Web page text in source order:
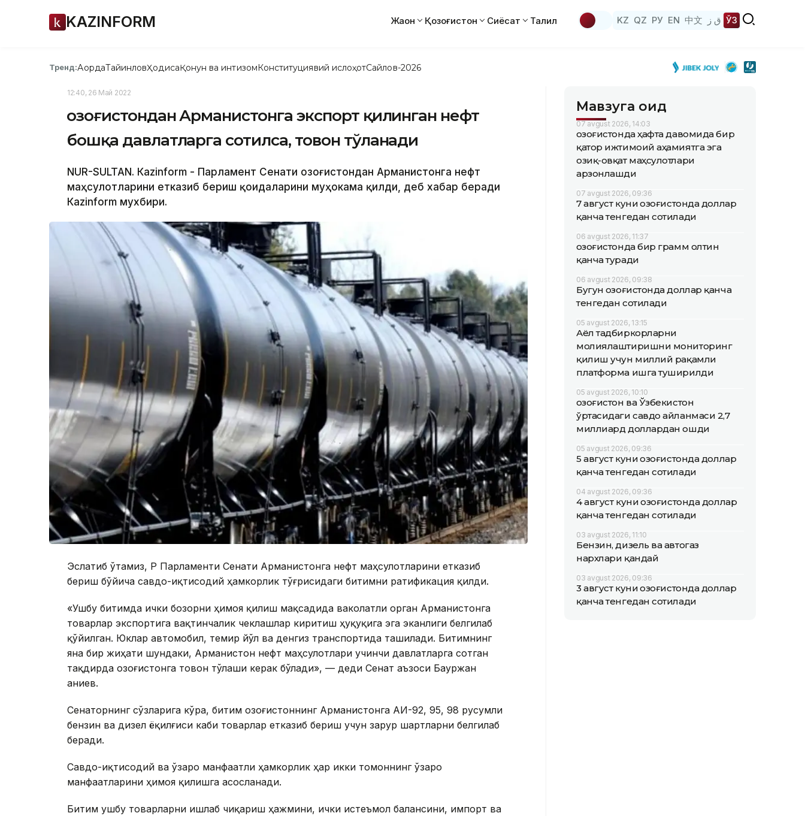
KAZINFORM Жаҳон Қозоғистон Сиёсат Таҳлил KZ QZ РУ EN 中文 ق ز ЎЗ
Тренд:АқордаТайинловҲодисаҚонун ва интизомКонституциявий ислоҳотСайлов-2026
12:40, 26 Май 2022
Қозоғистондан Арманистонга экспорт қилинган нефт
бошқа давлатларга сотилса, товон тўланади
NUR-SULTAN. Кazinform - Парламент Сенати Қозоғистондан Арманистонга нефт
маҳсулотларини етказиб бериш қоидаларини муҳокама қилди, деб хабар беради
Кazinform мухбири.
Эслатиб ўтамиз, ҚР Парламенти Сенати Арманистонга нефт маҳсулотларини етказиб
бериш бўйича савдо-иқтисодий ҳамкорлик тўғрисидаги битимни ратификация қилди.
«Ушбу битимда ички бозорни ҳимоя қилиш мақсадида ваколатли орган Арманистонга
товарлар экспортига вақтинчалик чеклашлар киритиш ҳуқуқига эга эканлиги белгилаб
қўйилган. Юклар автомобил, темир йўл ва денгиз транспортида ташилади. Битимнинг
яна бир жиҳати шундаки, Арманистон нефт маҳсулотлари учинчи давлатларга сотган
тақдирда Қозоғистонга товон тўлаши керак бўлади», — деди Сенат аъзоси Бауржан
Қаниев.
Сенаторнинг сўзларига кўра, битим Қозоғистоннинг Арманистонга АИ-92, 95, 98 русумли
бензин ва дизел ёқилғиси каби товарлар етказиб бериш учун зарур шартларни белгилаб
беради.
Савдо-иқтисодий ва ўзаро манфаатли ҳамкорлик ҳар икки томоннинг ўзаро
манфаатларини ҳимоя қилишга асосланади.
Битим ушбу товарларни ишлаб чиқариш ҳажмини, ички истеъмол балансини, импорт ва
Мавзуга оид
07 avgust 2026, 14:03
Қозоғистонда ҳафта давомида бир
қатор ижтимоий аҳамиятга эга
озиқ-овқат маҳсулотлари
арзонлашди
07 avgust 2026, 09:36
7 август куни Қозоғистонда доллар
қанча тенгедан сотилади
06 avgust 2026, 11:37
Қозоғистонда бир грамм олтин
қанча туради
06 avgust 2026, 09:38
Бугун Қозоғистонда доллар қанча
тенгедан сотилади
05 avgust 2026, 13:15
Аёл тадбиркорларни
молиялаштиришни мониторинг
қилиш учун миллий рақамли
платформа ишга туширилди
05 avgust 2026, 10:10
Қозоғистон ва Ўзбекистон
ўртасидаги савдо айланмаси 2,7
миллиард доллардан ошди
05 avgust 2026, 09:36
5 август куни Қозоғистонда доллар
қанча тенгедан сотилади
04 avgust 2026, 09:36
4 август куни Қозоғистонда доллар
қанча тенгедан сотилади
03 avgust 2026, 11:10
Бензин, дизель ва автогаз
нархлари қандай
03 avgust 2026, 09:36
3 август куни Қозоғистонда доллар
қанча тенгедан сотилади